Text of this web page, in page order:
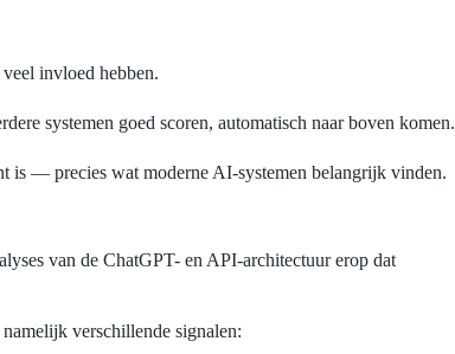
invloed hebben.
systemen goed scoren, automatisch naar boven komen.
is — precies wat moderne AI-systemen belangrijk vinden.
van de ChatGPT- en API-architectuur erop dat
verschillende signalen: